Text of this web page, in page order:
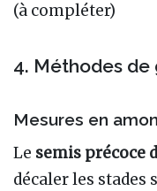
(à compléter)
4. Méthodes de
Mesures en
Le semis précoce
décaler les stades